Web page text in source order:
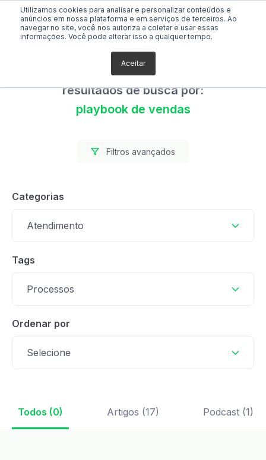
Utilizamos cookies para analisar e personalizar conteúdos e
anúncios em nossa plataforma e em serviços de terceiros. Ao
navegar no site, você nos autoriza a coletar e usar essas
informações. Você pode alterar isso a qualquer tempo.
Aceitar
Foram encontrados 0
resultados de busca por:
playbook de vendas
Filtros avançados
Categorias
Atendimento
Tags
Processos
Ordenar por
Selecione
Todos (0) Artigos (17) Podcast (1)